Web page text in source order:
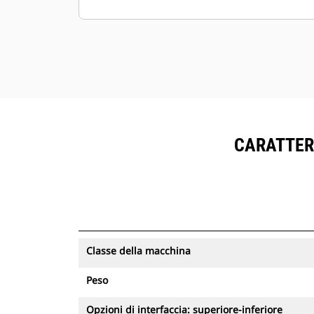
collegate all'attacco durante il
velocità e una sicurezza superiori
cabina
L'attacco rapido idraulico non
I cilindri di inclinazione a doppia
Classe della macchina
Peso
Opzioni di interfaccia: superiore-inferiore